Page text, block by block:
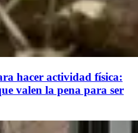
hacer actividad física:
valen la pena para ser